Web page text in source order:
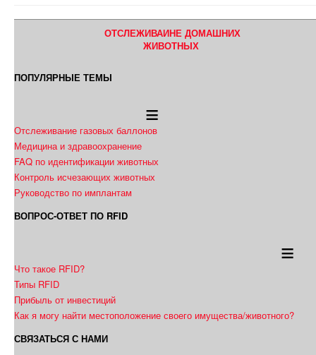
ОТСЛЕЖИВАИНЕ ДОМАШНИХ
ЖИВОТНЫХ
ПОПУЛЯРНЫЕ ТЕМЫ
≡
Отслеживание газовых баллонов
Медицина и здравоохранение
FAQ по идентификации животных
Контроль исчезающих животных
Руководство по имплантам
ВОПРОС-ОТВЕТ ПО RFID
≡
Что такое RFID?
Типы RFID
Прибыль от инвестиций
Как я могу найти местоположение своего имущества/животного?
СВЯЗАТЬСЯ С НАМИ